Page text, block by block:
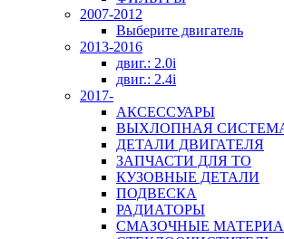
2007-2012
Выберите двигатель
2013-2016
двиг.: 2.0i
двиг.: 2.4i
2017-
АКСЕССУАРЫ
ВЫХЛОПНАЯ
ДЕТАЛИ ДВИГАТЕЛЯ
ЗАПЧАСТИ ДЛЯ ТО
КУЗОВНЫЕ ДЕТАЛИ
ПОДВЕСКА
РАДИАТОРЫ
СМАЗОЧНЫЕ